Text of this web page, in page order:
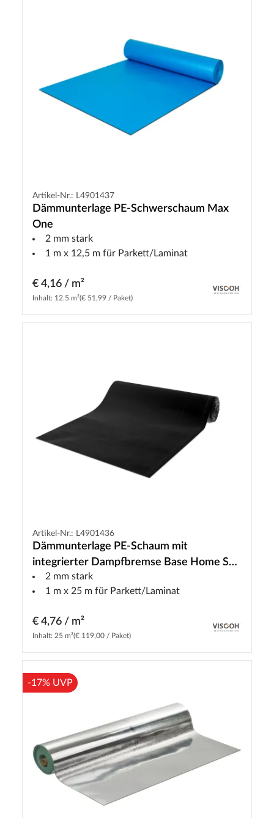
Artikel-Nr.: L4901437
Dämmunterlage PE-Schwerschaum Max
One
2 mm stark
1 m x 12,5 m für Parkett/Laminat
€ 4,16 / m²
Inhalt: 12.5 m²(€ 51,99 / Paket)
Artikel-Nr.: L4901436
Dämmunterlage PE-Schaum mit
integrierter Dampfbremse Base Home SD
Pro2 mm stark
1 m x 25 m für Parkett/Laminat
€ 4,76 / m²
Inhalt: 25 m²(€ 119,00 / Paket)
-17% UVP